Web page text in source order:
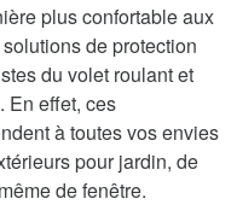
plus confortable aux
de protection
du volet roulant et
En effet, ces
à toutes vos envies
pour jardin, de
de fenêtre.